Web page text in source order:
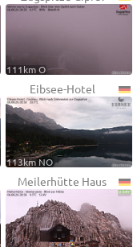
111km O
Eibsee-Hotel
113km NO
Meilerhütte Haus